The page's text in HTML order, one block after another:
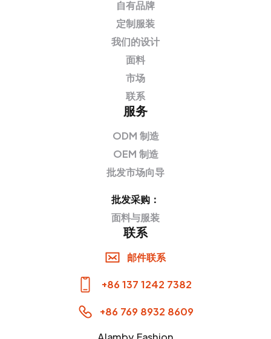
自有品牌
定制服装
我们的设计
面料
市场
联系
服务
ODM 制造
OEM 制造
批发市场向导
批发采购：
面料与服装
联系
邮件联系
+86 137 1242 7382
+86 769 8932 8609